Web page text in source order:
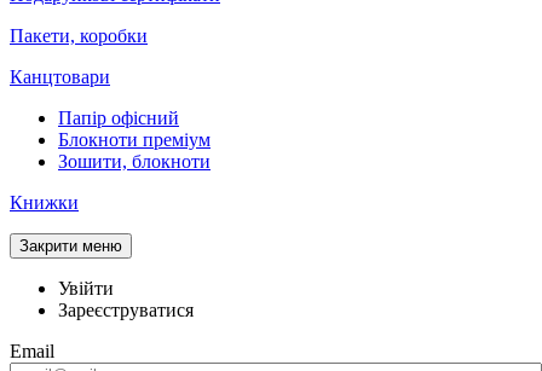
Пакети, коробки
Канцтовари
Папір офісний
Блокноти преміум
Зошити, блокноти
Книжки
Закрити меню
Увійти
Зареєструватися
Email